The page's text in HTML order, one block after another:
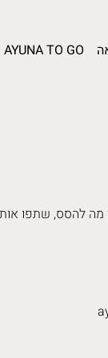
AYUNA TO GO
להסס, שתפו